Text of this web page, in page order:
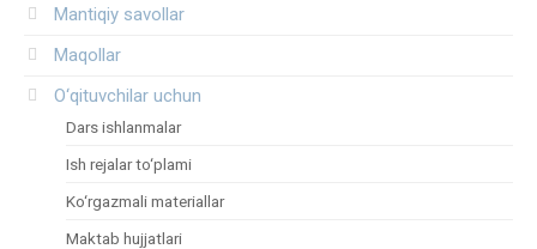
Mantiqiy savollar
Maqollar
O‘qituvchilar uchun
Dars ishlanmalar
Ish rejalar to‘plami
Ko‘rgazmali materiallar
Maktab hujjatlari